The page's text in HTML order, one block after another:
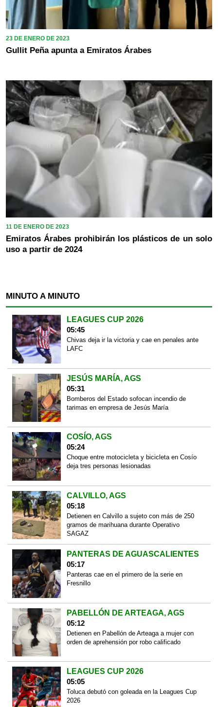
23 DE ENERO DE 2023
Gullit Peña apunta a Emiratos Árabes
11 DE ENERO DE 2023
Emiratos Árabes prohibirán los plásticos de un solo
uso a partir de 2024
MINUTO A MINUTO
LEAGUES CUP 2026
05:45
Chivas deja ir la victoria y cae en penales ante
LAFC
JESÚS MARÍA, AGS
05:31
Bomberos del Estado sofocan incendio de
tarimas en empresa de Jesús María
COSÍO, AGS
05:24
Choque entre motocicleta y bicicleta en Cosío
deja tres personas lesionadas
CALVILLO, AGS
05:18
Detienen en Calvillo a sujeto con más de 250
gramos de marihuana durante Operativo
SAGAZ
PANTERAS DE AGUASCALIENTES
05:17
Panteras cae en el primero de la serie en
Fresnillo
PABELLÓN DE ARTEAGA, AGS
05:12
Detienen en Pabellón de Arteaga a mujer con
orden de aprehensión por robo calificado
LEAGUES CUP 2026
05:05
Toluca debutó con goleada en la Leagues Cup
2026